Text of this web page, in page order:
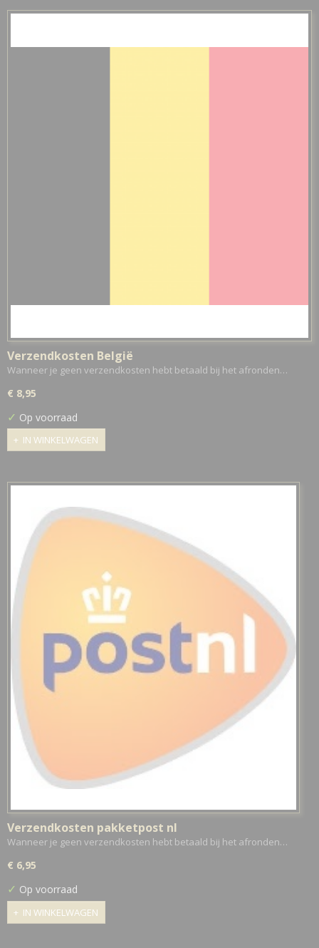
Verzendkosten België
Wanneer je geen verzendkosten hebt betaald bij het afronden…
€ 8,95
✓ Op voorraad
IN WINKELWAGEN
Verzendkosten pakketpost nl
Wanneer je geen verzendkosten hebt betaald bij het afronden…
€ 6,95
✓ Op voorraad
IN WINKELWAGEN